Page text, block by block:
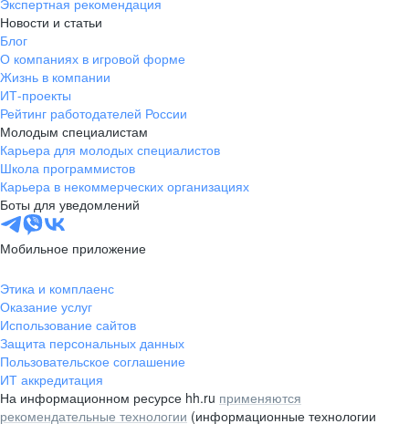
Новости и статьи
Блог
О компаниях в игровой форме
Жизнь в компании
ИТ-проекты
Рейтинг работодателей России
Молодым специалистам
Карьера для молодых специалистов
Школа программистов
Карьера в некоммерческих организациях
Боты для уведомлений
Мобильное приложение
Этика и комплаенс
Оказание услуг
Использование сайтов
Защита персональных данных
Пользовательское соглашение
ИТ аккредитация
На информационном ресурсе hh.ru применяются
рекомендательные технологии (информационные технологии